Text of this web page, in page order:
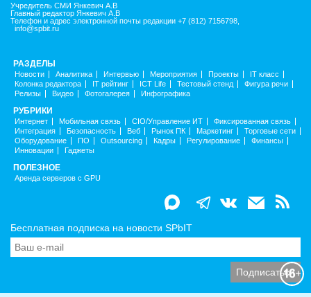
Учредитель СМИ Янкевич А.В
Главный редактор Янкевич А.В
Телефон и адрес электронной почты редакции +7 (812) 7156798,
info@spbit.ru
РАЗДЕЛЫ
Новости Аналитика Интервью Мероприятия Проекты
IT класс
Колонка редактора
IT рейтинг ICT Life Тестовый стенд
Фигура речи
Релизы
Видео Фотогалерея Инфографика
РУБРИКИ
Интернет Мобильная связь CIO/Управление ИТ
Фиксированная связь
Интеграция
Безопасность Веб Рынок ПК Маркетинг
Торговые сети
Оборудование
ПО Outsourcing Кадры Регулирование
Финансы
Инновации
Гаджеты
ПОЛЕЗНОЕ
Аренда серверов с GPU
Бесплатная подписка на новости SPbIT